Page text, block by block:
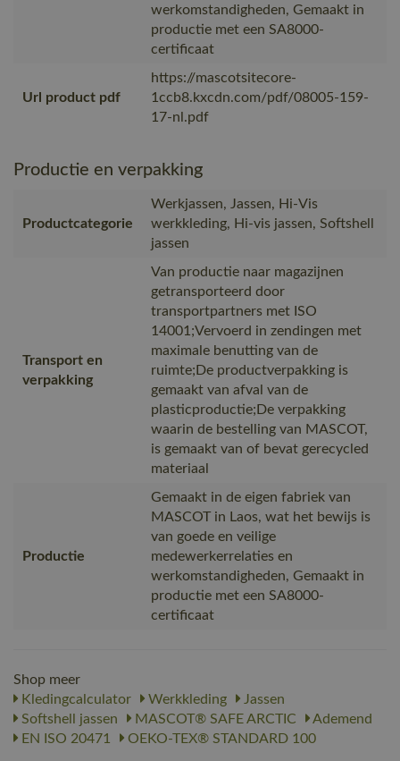
werkomstandigheden, Gemaakt in
productie met een SA8000-
certificaat
Url product pdf
https://mascotsitecore-
1ccb8.kxcdn.com/pdf/08005-159-
17-nl.pdf
Productie en verpakking
Productcategorie
Werkjassen, Jassen, Hi-Vis
werkkleding, Hi-vis jassen, Softshell
jassen
Transport en
verpakking
Van productie naar magazijnen
getransporteerd door
transportpartners met ISO
14001;Vervoerd in zendingen met
maximale benutting van de
ruimte;De productverpakking is
gemaakt van afval van de
plasticproductie;De verpakking
waarin de bestelling van MASCOT,
is gemaakt van of bevat gerecycled
materiaal
Productie
Gemaakt in de eigen fabriek van
MASCOT in Laos, wat het bewijs is
van goede en veilige
medewerkerrelaties en
werkomstandigheden, Gemaakt in
productie met een SA8000-
certificaat
Shop meer
Kledingcalculator
Werkkleding
Jassen
Softshell jassen
MASCOT® SAFE ARCTIC
Ademend
EN ISO 20471
OEKO-TEX® STANDARD 100